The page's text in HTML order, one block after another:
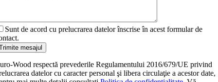
Sunt de acord cu prelucrarea datelor înscrise în acest formular de
mesajul
Wood respectă prevederile Regulamentului 2016/679/UE privind
datelor cu caracter personal şi libera circulaţie a acestor date,